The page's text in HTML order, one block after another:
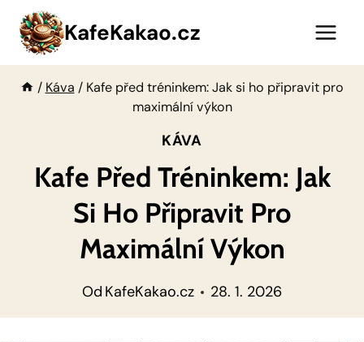
Přeskočit
obsah
KafeKakao.cz
/ Káva / Kafe před tréninkem: Jak si ho připravit pro
maximální výkon
KÁVA
Kafe Před Tréninkem: Jak
Si Ho Připravit Pro
Maximální Výkon
Od KafeKakao.cz 28. 1. 2026